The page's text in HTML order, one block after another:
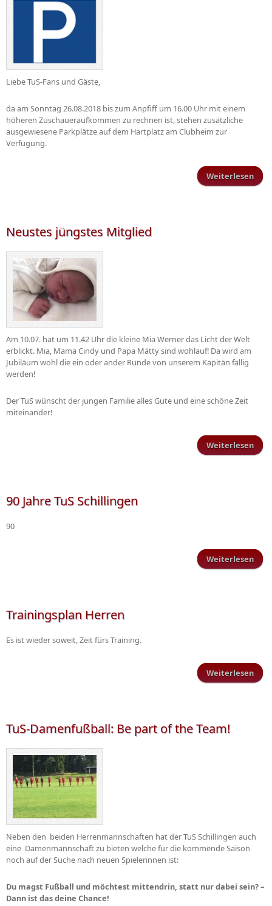
Liebe TuS-Fans und Gäste,
da am Sonntag 26.08.2018 bis zum Anpfiff um 16.00 Uhr mit einem
höheren Zuschaueraufkommen zu rechnen ist, stehen zusätzliche
ausgewiesene Parkplätze auf dem Hartplatz am Clubheim zur
Verfügung.
Weiterlesen
Neustes jüngstes Mitglied
Am 10.07. hat um 11.42 Uhr die kleine Mia Werner das Licht der Welt
erblickt. Mia, Mama Cindy und Papa Mätty sind wohlauf! Da wird am
Jubiläum wohl die ein oder ander Runde von unserem Kapitän fällig
werden!
Der TuS wünscht der jungen Familie alles Gute und eine schöne Zeit
miteinander!
Weiterlesen
90 Jahre TuS Schillingen
90
Weiterlesen
Trainingsplan Herren
Es ist wieder soweit, Zeit fürs Training.
Weiterlesen
TuS-Damenfußball: Be part of the Team!
Neben den beiden Herrenmannschaften hat der TuS Schillingen auch
eine Damenmannschaft zu bieten welche für die kommende Saison
noch auf der Suche nach neuen Spielerinnen ist:
Du magst Fußball und möchtest mittendrin, statt nur dabei sein? –
Dann ist das deine Chance!